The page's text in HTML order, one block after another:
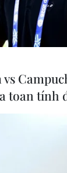
toan tính